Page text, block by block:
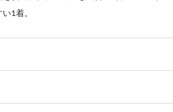
1着。